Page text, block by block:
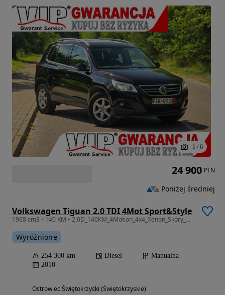
1 / 6
Volkswagen Tiguan 2.0 TDI 4Mot Sport&Style
1968 cm3 • 140 KM • 2,0D_140KM_4Motion_4x4_Xenon_Skóry_Gwarancja
Wyróżnione
254 300 km Diesel
Manualna
2010
Ostrowiec Świętokrzyski (Świętokrzyskie)
24 900 PLN
Poniżej średniej